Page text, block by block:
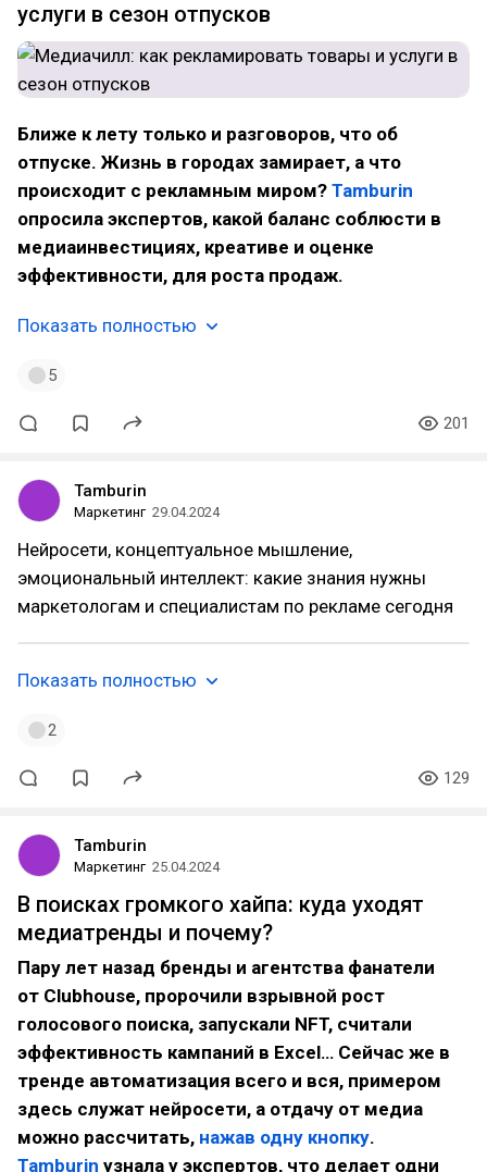
услуги в сезон отпусков
Ближе к лету только и разговоров, что об
отпуске. Жизнь в городах замирает, а что
происходит с рекламным миром? Tamburin
опросила экспертов, какой баланс соблюсти в
медиаинвестициях, креативе и оценке
эффективности, для роста продаж.
Показать полностью
5
201
Tamburin
Маркетинг 29.04.2024
Нейросети, концептуальное мышление,
эмоциональный интеллект: какие знания нужны
маркетологам и специалистам по рекламе сегодня
Показать полностью
2
129
Tamburin
Маркетинг 25.04.2024
В поисках громкого хайпа: куда уходят
медиатренды и почему?
Пару лет назад бренды и агентства фанатели
от Clubhouse, пророчили взрывной рост
голосового поиска, запускали NFT, считали
эффективность кампаний в Excel… Сейчас же в
тренде автоматизация всего и вся, примером
здесь служат нейросети, а отдачу от медиа
можно рассчитать, нажав одну кнопку.
Tamburin узнала у экспертов, что делает одни